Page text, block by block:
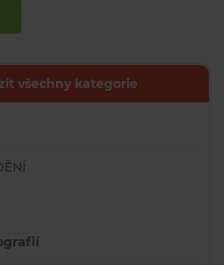
všechny kategorie